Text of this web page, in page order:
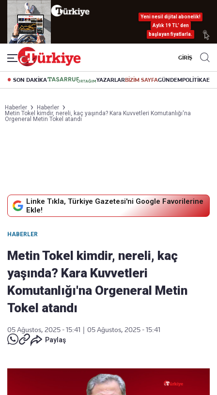
Yeni nesil dijital abonelik!
Aylık 19 TL’ den
başlayan fiyatlarla.
GİRİŞ
SON DAKİKA YAZARLARBİZİM SAYFAGÜNDEMPOLİTİKA
Haberler
Haberler
Metin Tokel kimdir, nereli, kaç yaşında? Kara Kuvvetleri Komutanlığı'na
Orgeneral Metin Tokel atandı
Linke Tıkla, Türkiye Gazetesi'ni Google Favorilerine
Ekle!
HABERLER
Metin Tokel kimdir, nereli, kaç
yaşında? Kara Kuvvetleri
Komutanlığı'na Orgeneral Metin
Tokel atandı
05 Ağustos, 2025 - 15:41
05 Ağustos, 2025 - 15:41
Paylaş